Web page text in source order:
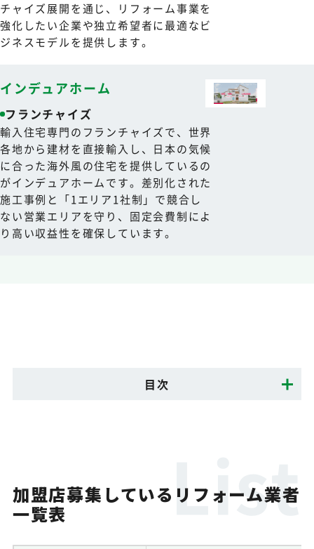
チャイズ展開を通じ、リフォーム事業を
強化したい企業や独立希望者に最適なビ
ジネスモデルを提供します。
インデュアホーム
フランチャイズ
輸入住宅専門のフランチャイズで、世界
各地から建材を直接輸入し、日本の気候
に合った海外風の住宅を提供しているの
がインデュアホームです。差別化された
施工事例と「1エリア1社制」で競合し
ない営業エリアを守り、固定会費制によ
り高い収益性を確保しています。
目次
加盟店募集しているリフォーム業者
一覧表